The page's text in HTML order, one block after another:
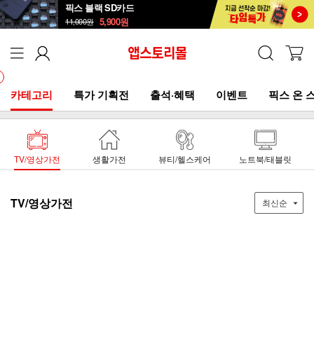
픽스 블랙 SD카드
11,000원 5,900원
카테고리 특가 기획전 출석·혜택 이벤트 픽스 온
TV/영상가전 생활가전 뷰티/헬스케어 노트북/태블릿
TV/영상가전